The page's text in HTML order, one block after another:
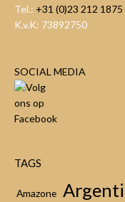
Tel.: +31 (0)23 212 1875
K.v.K: 73892750
SOCIAL MEDIA
TAGS
Amazone